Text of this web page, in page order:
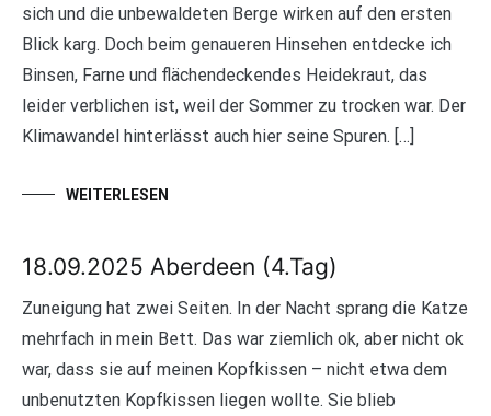
sich und die unbewaldeten Berge wirken auf den ersten
Blick karg. Doch beim genaueren Hinsehen entdecke ich
Binsen, Farne und flächendeckendes Heidekraut, das
leider verblichen ist, weil der Sommer zu trocken war. Der
Klimawandel hinterlässt auch hier seine Spuren. […]
WEITERLESEN
18.09.2025 Aberdeen (4.Tag)
Zuneigung hat zwei Seiten. In der Nacht sprang die Katze
mehrfach in mein Bett. Das war ziemlich ok, aber nicht ok
war, dass sie auf meinen Kopfkissen – nicht etwa dem
unbenutzten Kopfkissen liegen wollte. Sie blieb